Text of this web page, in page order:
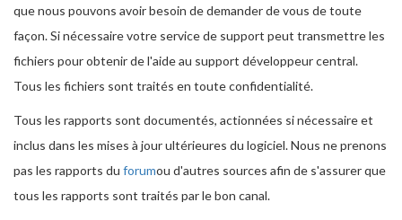
que nous pouvons avoir besoin de demander de vous de toute
façon. Si nécessaire votre service de support peut transmettre les
fichiers pour obtenir de l'aide au support développeur central.
Tous les fichiers sont traités en toute confidentialité.
Tous les rapports sont documentés, actionnées si nécessaire et
inclus dans les mises à jour ultérieures du logiciel. Nous ne prenons
pas les rapports du forumou d'autres sources afin de s'assurer que
tous les rapports sont traités par le bon canal.